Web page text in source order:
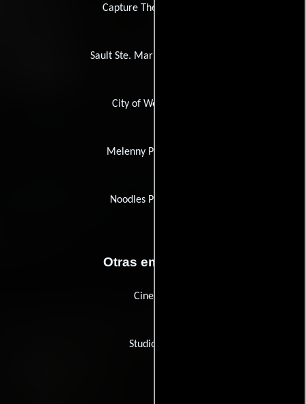
Capture The Flag Films
Sault Ste. Marie Greyhounds
City of Wetaskiwin
Melenny Productions
Noodles Production
Otras empresas
Cinepool
Studio Line